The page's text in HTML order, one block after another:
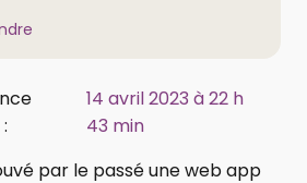
14 avril 2023 à 22 h
43 min
par le passé une web app